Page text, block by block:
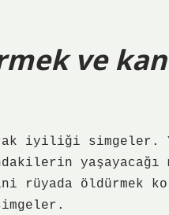
ve
iyiliği simgeler.
rüyada öldürmek